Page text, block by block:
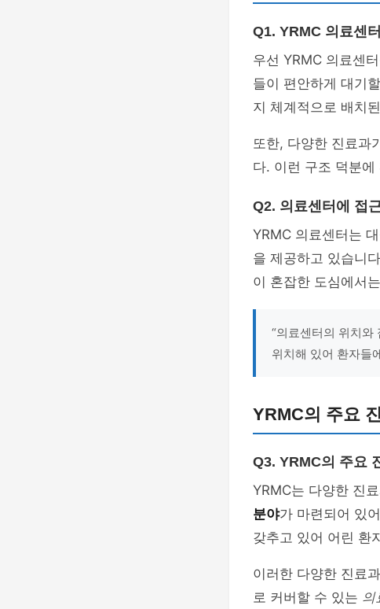
Q1. YRMC 의료센
우선 YRMC 의료센
들이 편안하게 대기
지 체계적으로 배치
또한, 다양한 진료과
다. 이런 구조 덕분
Q2. 의료센터에 접
YRMC 의료센터는
을 제공하고 있습니
이 혼잡한 도심에서
“의료센터의 위치와
위치해 있어 환자들
YRMC의 주요
Q3. YRMC의 주요
YRMC는 다양한 진
분야가 마련되어 있
갖추고 있어 어린 환
이러한 다양한 진료
로 커버할 수 있는 의